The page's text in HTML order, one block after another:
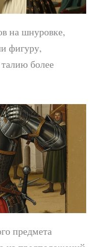
на шнуровке,
фигуру,
более
предмета